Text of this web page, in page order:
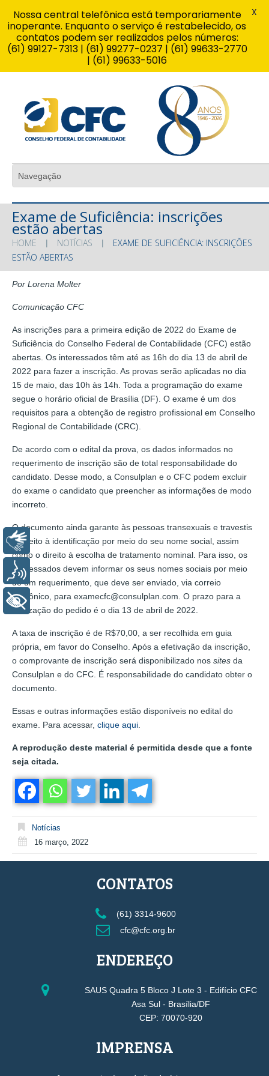
Exame de Suficiência: inscrições
estão abertas
HOME NOTÍCIAS
EXAME DE SUFICIÊNCIA: INSCRIÇÕES
ESTÃO ABERTAS
Por Lorena Molter
Comunicação CFC
As inscrições para a primeira edição de 2022 do Exame de
Suficiência do Conselho Federal de Contabilidade (CFC) estão
abertas. Os interessados têm até as 16h do dia 13 de abril de
2022 para fazer a inscrição. As provas serão aplicadas no dia
15 de maio, das 10h às 14h. Toda a programação do exame
segue o horário oficial de Brasília (DF). O exame é um dos
requisitos para a obtenção de registro profissional em Conselho
Regional de Contabilidade (CRC).
De acordo com o edital da prova, os dados informados no
requerimento de inscrição são de total responsabilidade do
candidato. Desse modo, a Consulplan e o CFC podem excluir
do exame o candidato que preencher as informações de modo
incorreto.
O documento ainda garante às pessoas transexuais e travestis
o direito à identificação por meio do seu nome social, assim
como o direito à escolha de tratamento nominal. Para isso, os
interessados devem informar os seus nomes sociais por meio
de um requerimento, que deve ser enviado, via correio
eletrônico, para examecfc@consulplan.com. O prazo para a
realização do pedido é o dia 13 de abril de 2022.
A taxa de inscrição é de R$70,00, a ser recolhida em guia
própria, em favor do Conselho. Após a efetivação da inscrição,
o comprovante de inscrição será disponibilizado nos sites da
Consulplan e do CFC. É responsabilidade do candidato obter o
documento.
Essas e outras informações estão disponíveis no edital do
exame. Para acessar, clique aqui
A reprodução deste material é permitida desde que a fonte
seja citada.
Notícias
16 março, 2022
CONTATOS
(61) 3314-9600
cfc@cfc.org.br
ENDEREÇO
SAUS Quadra 5 Bloco J Lote 3 - Edifício CFC
Asa Sul - Brasília/DF
CEP: 70070-920
IMPRENSA
Nossa central telefônica está temporariamente
inoperante. Enquanto o serviço é restabelecido, os
contatos podem ser realizados pelos números:
(61) 99127-7313 | (61) 99277-0237 | (61) 99633-2770
| (61) 99633-5016
X
Libras
Voz
+ Acessibilidade